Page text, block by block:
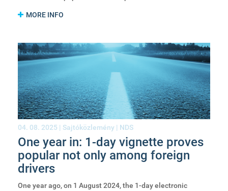
MORE INFO
04. 08. 2025 | Sajtóközlemény | NDS
One year in: 1-day vignette proves
popular not only among foreign
drivers
One year ago, on 1 August 2024, the 1-day electronic